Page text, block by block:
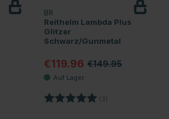
BR
Reithelm Lambda Plus
Glitzer
Schwarz/Gunmetal
€119.96 €149.95
Bewertung: (3)